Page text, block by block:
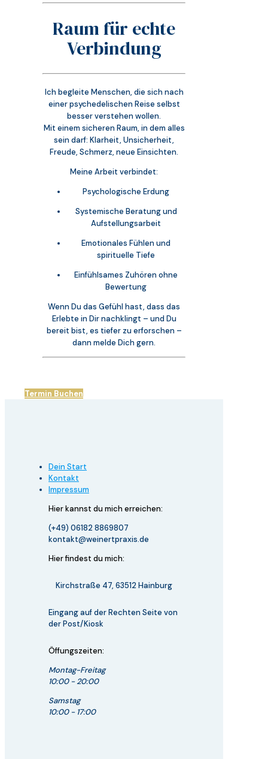
Raum für echte
Verbindung
Ich begleite Menschen, die sich nach
einer psychedelischen Reise selbst
besser verstehen wollen.
Mit einem sicheren Raum, in dem alles
sein darf: Klarheit, Unsicherheit,
Freude, Schmerz, neue Einsichten.
Meine Arbeit verbindet:
Psychologische Erdung
Systemische Beratung und
Aufstellungsarbeit
Emotionales Fühlen und
spirituelle Tiefe
Einfühlsames Zuhören ohne
Bewertung
Wenn Du das Gefühl hast, dass das
Erlebte in Dir nachklingt – und Du
bereit bist, es tiefer zu erforschen –
dann melde Dich gern.
Termin Buchen
Dein Start
Kontakt
Impressum
Hier kannst du mich erreichen:
(+49) 06182 8869807
kontakt@weinertpraxis.de
Hier findest du mich:
Kirchstraße 47, 63512 Hainburg
Eingang auf der Rechten Seite von
der Post/Kiosk
Öffungszeiten:
Montag-Freitag
10:00 - 20:00
Samstag
10:00 - 17:00